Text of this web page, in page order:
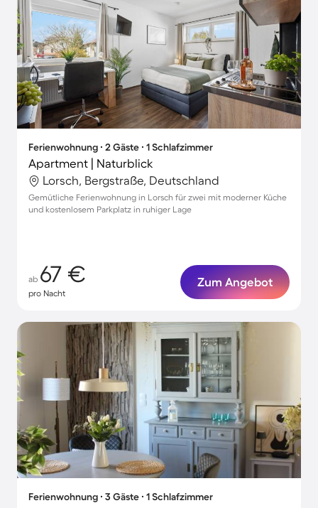
Ferienwohnung ∙ 2 Gäste ∙ 1 Schlafzimmer
Apartment | Naturblick
Lorsch, Bergstraße, Deutschland
Gemütliche Ferienwohnung in Lorsch für zwei mit moderner Küche
und kostenlosem Parkplatz in ruhiger Lage
ab 67 €
pro Nacht
Zum Angebot
Ferienwohnung ∙ 3 Gäste ∙ 1 Schlafzimmer